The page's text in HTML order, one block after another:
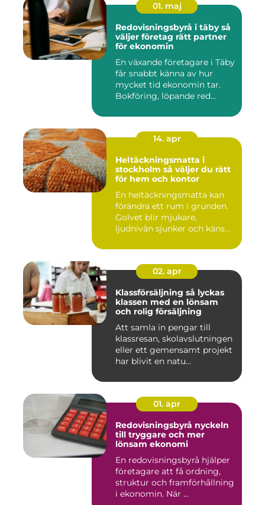
01. maj
Redovisningsbyrå i täby så
väljer företag rätt partner
för ekonomin
En växande företagare i Täby
får snabbt känna av hur
mycket tid ekonomin tar.
Bokföring, löpande red...
14. apr
Heltäckningsmatta i
stockholm så väljer du rätt
för hem och kontor
En heltäckningsmatta kan
förändra ett rum i grunden.
Golvet blir mjukare,
ljudnivån sjunker och käns...
02. apr
Klassförsäljning så lyckas
klassen med en lönsam
och rolig försäljning
Att samla in pengar till
klassresan, skolavslutningen
eller ett gemensamt projekt
har blivit en natu...
01. apr
Redovisningsbyrå nyckeln
till tryggare och mer
lönsam ekonomi
En redovisningsbyrå hjälper
företagare att få ordning,
struktur och framförhållning
i ekonomin. När ...